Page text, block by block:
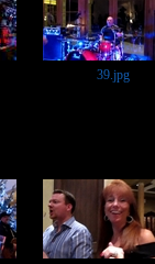
39.jpg